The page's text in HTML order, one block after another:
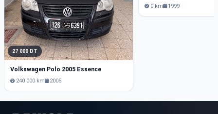
27 000 DT
Volkswagen Polo 2005 Essence
240 000 km 2005
0 km 1999